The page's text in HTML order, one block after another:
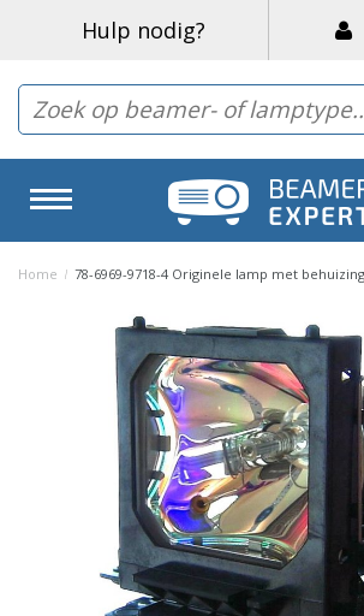
Hulp nodig?
Home / 78-6969-9718-4 Originele lamp met behuizing